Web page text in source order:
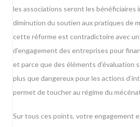
les associations seront les bénéficiaires
diminution du soutien aux pratiques de
cette réforme est contradictoire avec un
d’engagement des entreprises pour
et parce que des éléments d’évaluation
plus que dangereux pour les actions
permet de toucher au régime du
Sur tous ces points, votre engagement